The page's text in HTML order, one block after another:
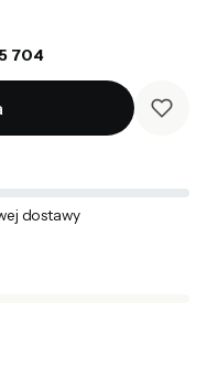
704
dostawy